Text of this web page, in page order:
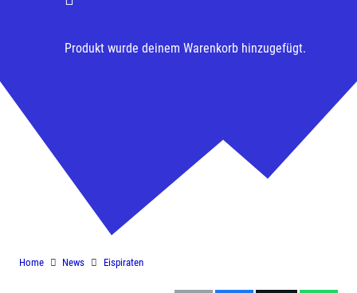
Produkt wurde deinem Warenkorb hinzugefügt.
Eispiraten: In Pfaffenhofen eine
Pflichtaufgabe mit
Freundschaftsspielcharakter
Home News Eispiraten